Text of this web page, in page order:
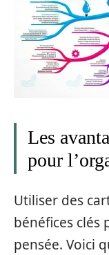
Les
pour
Utiliser des
bénéfices
pensée. Voici